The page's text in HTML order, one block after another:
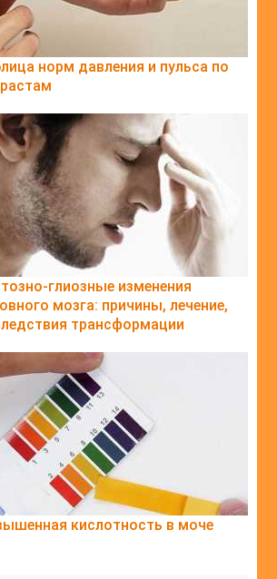
норм давления и пульса по
глиозные изменения
мозга: причины, лечение,
трансформации
кислотность в моче